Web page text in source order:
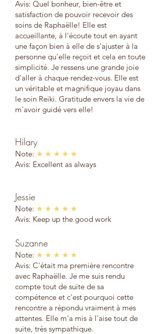
Avis: Quel bonheur, bien-être et
satisfaction de pouvoir recevoir des
soins de Raphaëlle! Elle est
accueillante, à l'écoute tout en ayant
une façon bien à elle de s'ajuster à la
personne qu'elle reçoit et cela en toute
simplicité. Je ressens une grande joie
d'aller à chaque rendez-vous. Elle est
un véritable et magnifique joyau dans
le soin Reiki. Gratitude envers la vie de
m'avoir guidé vers elle!
Hilary
Note: ★ ★ ★ ★ ★
Avis: Excellent as always
Jessie
Note: ★ ★ ★ ★ ★
Avis: Keep up the good work
Suzanne
Note: ★ ★ ★ ★ ★
Avis: C'était ma première rencontre
avec Raphaëlle. Je me suis rendu
compte tout de suite de sa
compétence et c'est pourquoi cette
rencontre a répondu vraiment à mes
attentes. Elle m'a mis à l'aise tout de
suite, très sympathique.